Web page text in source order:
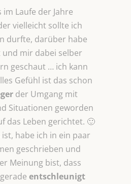
im Laufe der Jahre
vielleicht sollte ich
durfte, darüber habe
und mir dabei selber
geschaut … ich kann
Gefühl ist das schon
der Umgang mit
Situationen geworden
das Leben gerichtet. 🙂
ist, habe ich in ein paar
geschrieben und
Meinung bist, dass
entschleunigt